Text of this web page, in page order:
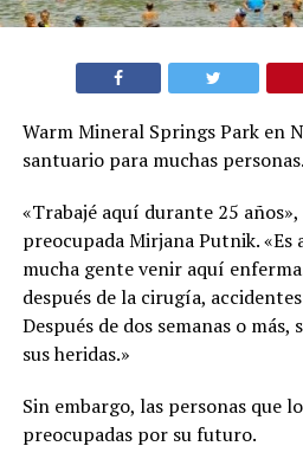
Warm Mineral Springs Park en
santuario para muchas personas.
«Trabajé aquí durante 25
preocupada Mirjana Putnik. «Es
mucha gente venir aquí
después de la cirugía,
Después de dos semanas o
sus heridas.»
Sin embargo, las personas que
preocupadas por su futuro.